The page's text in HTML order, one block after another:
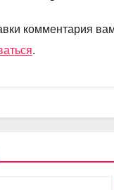
p
p
a
и
комментария
.